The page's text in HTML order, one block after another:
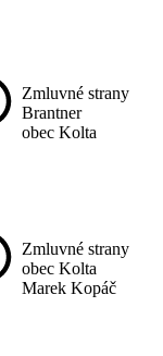
Zmluvné strany
Brantner
obec Kolta
Zmluvné strany
obec Kolta
Marek Kopáč